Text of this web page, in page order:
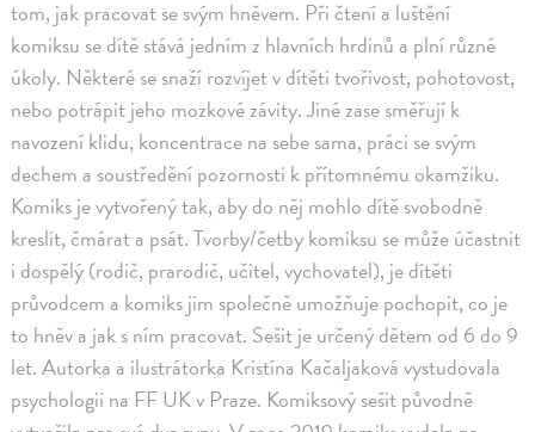
tom, jak pracovat se svým hněvem. Při čtení a luštění
komiksu se dítě stává jedním z hlavních hrdinů a plní různé
úkoly. Některé se snaží rozvíjet v dítěti tvořivost, pohotovost,
nebo potrápit jeho mozkové závity. Jiné zase směřují k
navození klidu, koncentrace na sebe sama, práci se svým
dechem a soustředění pozornosti k přítomnému okamžiku.
Komiks je vytvořený tak, aby do něj mohlo dítě svobodně
kreslit, čmárat a psát. Tvorby/četby komiksu se může účastnit
i dospělý (rodič, prarodič, učitel, vychovatel), je dítěti
průvodcem a komiks jim společně umožňuje pochopit, co je
to hněv a jak s ním pracovat. Sešit je určený dětem od 6 do 9
let. Autorka a ilustrátorka Kristína Kačaljaková vystudovala
psychologii na FF UK v Praze. Komiksový sešit původně